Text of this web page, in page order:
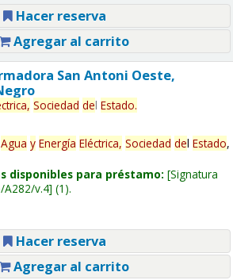
Hacer reserva
Agregar al carrito
San Antoni Oeste,
Sociedad del Estado.
Agua y Energía Eléctrica, Sociedad del Estado,
disponibles para préstamo: Signatura
A282/v.4 (1).
Hacer reserva
Agregar al carrito